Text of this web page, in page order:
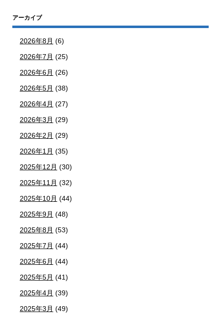
アーカイブ
2026年8月 (6)
2026年7月 (25)
2026年6月 (26)
2026年5月 (38)
2026年4月 (27)
2026年3月 (29)
2026年2月 (29)
2026年1月 (35)
2025年12月 (30)
2025年11月 (32)
2025年10月 (44)
2025年9月 (48)
2025年8月 (53)
2025年7月 (44)
2025年6月 (44)
2025年5月 (41)
2025年4月 (39)
2025年3月 (49)